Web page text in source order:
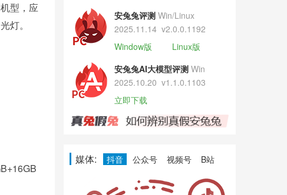
型，应
灯。
安兔兔评测 Win/Linux
2025.11.14 v2.0.0.1192
Window版
Linux版
安兔兔AI大模型评测 Win
2025.10.20 v1.1.0.1103
立即下载
媒体: 抖音 公众号 视频号 B站